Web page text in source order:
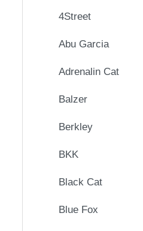
4Street
Abu Garcia
Adrenalin Cat
Balzer
Berkley
BKK
Black Cat
Blue Fox